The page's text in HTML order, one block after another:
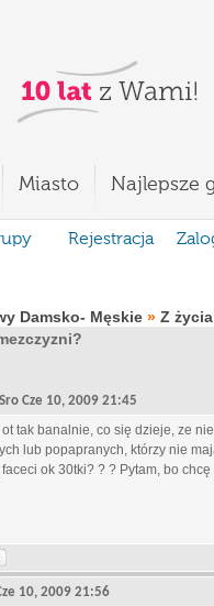
Miasto Najlepsze
Rejestracja
Damsko- Męskie » Z
Cze 10, 2009 21:45
ot tak banalnie, co się dzieje, ze
lub popapranych, którzy nie
ok 30tki? ? ? Pytam, bo
10, 2009 21:56